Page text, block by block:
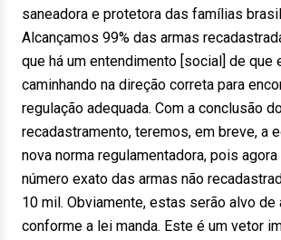
saneadora e protetora das famílias
Alcançamos 99% das armas
que há um entendimento [social] de que
caminhando na direção correta para
regulação adequada. Com a conclusão
recadastramento, teremos, em breve, a
nova norma regulamentadora, pois
número exato das armas não
10 mil. Obviamente, estas serão alvo
conforme a lei manda. Este é um vetor